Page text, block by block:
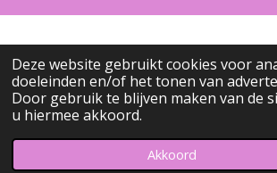
Deze website gebruikt cookies voor
doeleinden en/of het tonen van
Door gebruik te blijven maken van de
u hiermee akkoord.
Akkoord
B
O
K
A
R
A
M
O